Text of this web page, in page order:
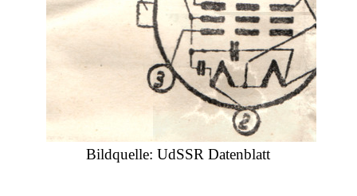
Bildquelle: UdSSR Datenblatt